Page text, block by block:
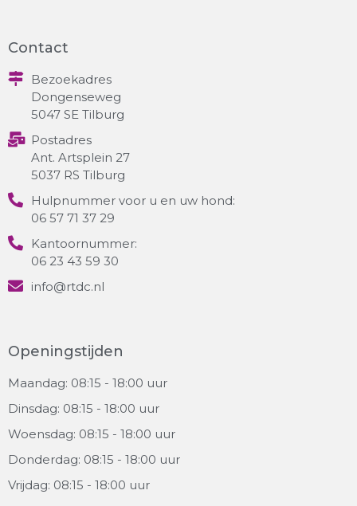
Contact
Bezoekadres
Dongenseweg
5047 SE Tilburg
Postadres
Ant. Artsplein 27
5037 RS Tilburg
Hulpnummer voor u en uw hond:
06 57 71 37 29
Kantoornummer:
06 23 43 59 30
info@rtdc.nl
Openingstijden
Maandag: 08:15 - 18:00 uur
Dinsdag: 08:15 - 18:00 uur
Woensdag: 08:15 - 18:00 uur
Donderdag: 08:15 - 18:00 uur
Vrijdag: 08:15 - 18:00 uur